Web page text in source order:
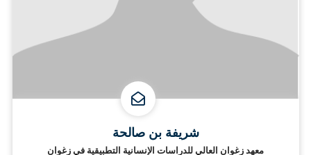
شريفة بن صالحة
معهد زغوان العالي للدراسات الإنسانية التطبيقية في زغوان